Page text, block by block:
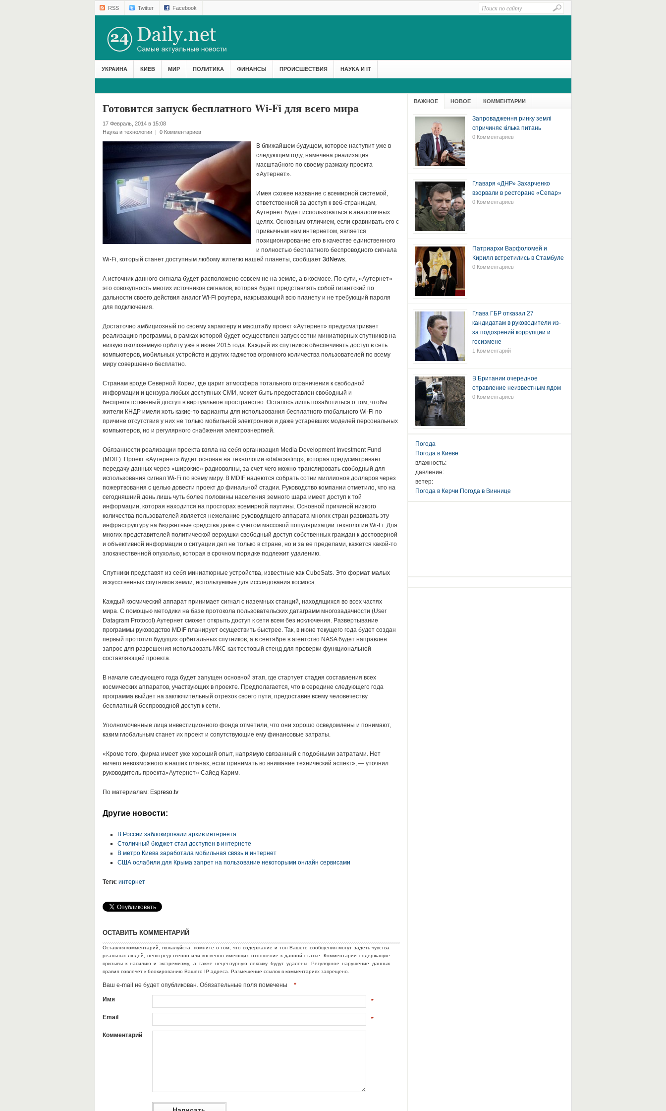
RSS Twitter Facebook
УКРАИНА КИЕВ МИР ПОЛИТИКА ФИНАНСЫ ПРОИСШЕСТВИЯ НАУКА И IT
Готовится запуск бесплатного Wi-Fi для всего мира
17 Февраль, 2014 в 15:08
Наука и технологии
| 0 Комментариев
В ближайшем будущем, которое наступит уже в
следующем году, намечена реализация
масштабного по своему размаху проекта
«Аутернет».
Имея схожее название с всемирной системой,
ответственной за доступ к веб-страницам,
Аутернет будет использоваться в аналогичных
целях. Основным отличием, если сравнивать его с
привычным нам интернетом, является
позиционирование его в качестве единственного
и полностью бесплатного беспроводного сигнала
Wi-Fi, который станет доступным любому жителю нашей планеты, сообщает 3dNews.
А источник данного сигнала будет расположено совсем не на земле, а в космосе. По сути, «Аутернет» —
это совокупность многих источников сигналов, которая будет представлять собой гигантский по
дальности своего действия аналог Wi-Fi роутера, накрывающий всю планету и не требующий пароля
для подключения.
Достаточно амбициозный по своему характеру и масштабу проект «Аутернет» предусматривает
реализацию программы, в рамках которой будет осуществлен запуск сотни миниатюрных спутников на
низкую околоземную орбиту уже в июне 2015 года. Каждый из спутников обеспечивать доступ в сеть
компьютеров, мобильных устройств и других гаджетов огромного количества пользователей по всему
миру совершенно бесплатно.
Странам вроде Северной Кореи, где царит атмосфера тотального ограничения к свободной
информации и цензура любых доступных СМИ, может быть предоставлен свободный и
беспрепятственный доступ в виртуальное пространство. Осталось лишь позаботиться о том, чтобы
жители КНДР имели хоть какие-то варианты для использования бесплатного глобального Wi-Fi по
причине отсутствия у них не только мобильной электроники и даже устаревших моделей персональных
компьютеров, но и регулярного снабжения электроэнергией.
Обязанности реализации проекта взяла на себя организация Media Development Investment Fund
(MDIF). Проект «Аутернет» будет основан на технологии «datacasting», которая предусматривает
передачу данных через «широкие» радиоволны, за счет чего можно транслировать свободный для
использования сигнал Wi-Fi по всему миру. В MDIF надеются собрать сотни миллионов долларов через
пожертвования с целью довести проект до финальной стадии. Руководство компании отметило, что на
сегодняшний день лишь чуть более половины населения земного шара имеет доступ к той
информации, которая находится на просторах всемирной паутины. Основной причиной низкого
количества пользователей является нежелание руководящего аппарата многих стран развивать эту
инфраструктуру на бюджетные средства даже с учетом массовой популяризации технологии Wi-Fi. Для
многих представителей политической верхушки свободный доступ собственных граждан к достоверной
и объективной информации о ситуации дел не только в стране, но и за ее пределами, кажется какой-то
злокачественной опухолью, которая в срочном порядке подлежит удалению.
Спутники представят из себя миниатюрные устройства, известные как CubeSats. Это формат малых
искусственных спутников земли, используемые для исследования космоса.
Каждый космический аппарат принимает сигнал с наземных станций, находящихся во всех частях
мира. С помощью методики на базе протокола пользовательских датаграмм многозадачности (User
Datagram Protocol) Аутернет сможет открыть доступ к сети всем без исключения. Развертывание
программы руководство MDIF планирует осуществить быстрее. Так, в июне текущего года будет создан
первый прототип будущих орбитальных спутников, а в сентябре в агентство NASA будет направлен
запрос для разрешения использовать МКС как тестовый стенд для проверки функциональной
составляющей проекта.
В начале следующего года будет запущен основной этап, где стартует стадия составления всех
космических аппаратов, участвующих в проекте. Предполагается, что в середине следующего года
программа выйдет на заключительный отрезок своего пути, предоставив всему человечеству
бесплатный беспроводной доступ к сети.
Уполномоченные лица инвестиционного фонда отметили, что они хорошо осведомлены и понимают,
каким глобальным станет их проект и сопутствующие ему финансовые затраты.
«Кроме того, фирма имеет уже хороший опыт, напрямую связанный с подобными затратами. Нет
ничего невозможного в наших планах, если принимать во внимание технический аспект», — уточнил
руководитель проекта«Аутернет» Сайед Карим.
По материалам: Espreso.tv
Другие новости:
В России заблокировали архив интернета
Столичный бюджет стал доступен в интернете
В метро Киева заработала мобильная связь и интернет
США ослабили для Крыма запрет на пользование некоторыми онлайн сервисами
Теги: интернет
ОСТАВИТЬ КОММЕНТАРИЙ
Оставляя комментарий, пожалуйста, помните о том, что содержание и тон Вашего сообщения могут задеть чувства
реальных людей, непосредственно или косвенно имеющих отношение к данной статье. Комментарии содержащие
призывы к насилию и экстремизму, а также нецензурную лексику будут удалены. Регулярное нарушение данных
правил повлечет к блокированию Вашего IP адреса. Размещение ссылок в комментариях запрещено.
Ваш e-mail не будет опубликован. Обязательные поля помечены *
Имя *
Email *
Комментарий
ВАЖНОЕ НОВОЕ КОММЕНТАРИИ
Запровадження ринку землі
спричиняє кілька питань
0 Комментариев
Главаря «ДНР» Захарченко
взорвали в ресторане «Сепар»
0 Комментариев
Патриархи Варфоломей и
Кирилл встретились в Стамбуле
0 Комментариев
Глава ГБР отказал 27
кандидатам в руководители из-
за подозрений коррупции и
госизмене
1 Комментарий
В Британии очередное
отравление неизвестным ядом
0 Комментариев
Погода
Погода в Киеве
влажность:
давление:
ветер:
Погода в Керчи Погода в Виннице